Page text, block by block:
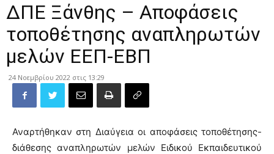
ΔΠΕ Ξάνθης – Αποφάσεις
τοποθέτησης αναπληρωτών
μελών ΕΕΠ-ΕΒΠ
24 Νοεμβρίου 2022 στις 13:29
Αναρτήθηκαν στη Διαύγεια οι αποφάσεις τοποθέτησης-
διάθεσης αναπληρωτών μελών Ειδικού Εκπαιδευτικού